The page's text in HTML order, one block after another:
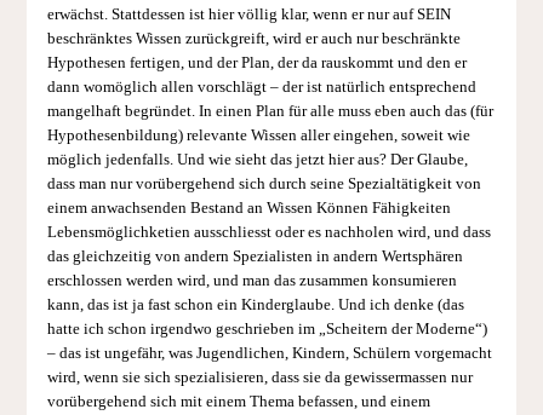
erwächst. Stattdessen ist hier völlig klar, wenn er nur auf SEIN
beschränktes Wissen zurückgreift, wird er auch nur beschränkte
Hypothesen fertigen, und der Plan, der da rauskommt und den er
dann womöglich allen vorschlägt – der ist natürlich entsprechend
mangelhaft begründet. In einen Plan für alle muss eben auch das (für
Hypothesenbildung) relevante Wissen aller eingehen, soweit wie
möglich jedenfalls. Und wie sieht das jetzt hier aus? Der Glaube,
dass man nur vorübergehend sich durch seine Spezialtätigkeit von
einem anwachsenden Bestand an Wissen Können Fähigkeiten
Lebensmöglichketien ausschliesst oder es nachholen wird, und dass
das gleichzeitig von andern Spezialisten in andern Wertsphären
erschlossen werden wird, und man das zusammen konsumieren
kann, das ist ja fast schon ein Kinderglaube. Und ich denke (das
hatte ich schon irgendwo geschrieben im „Scheitern der Moderne“)
– das ist ungefähr, was Jugendlichen, Kindern, Schülern vorgemacht
wird, wenn sie sich spezialisieren, dass sie da gewissermassen nur
vorübergehend sich mit einem Thema befassen, und einem